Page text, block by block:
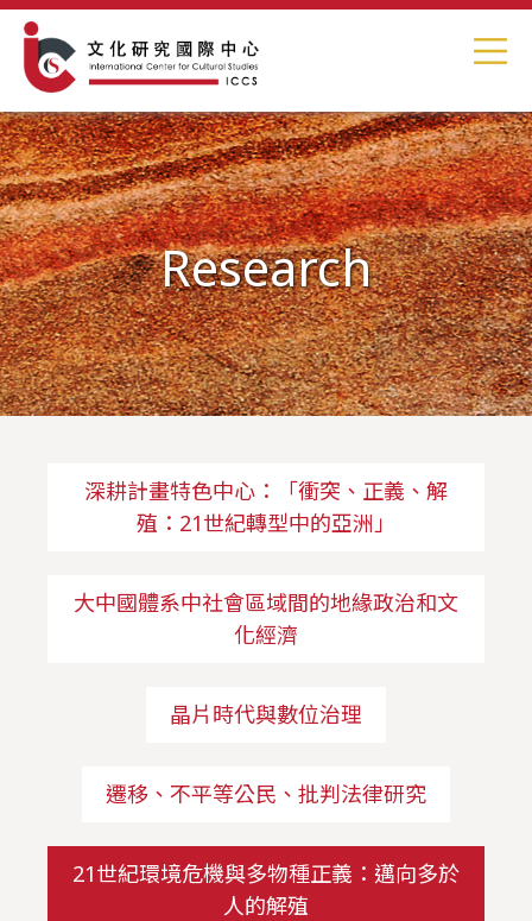
Research
深耕計畫特色中心：「衝突、正義、解
殖：21世紀轉型中的亞洲」
大中國體系中社會區域間的地緣政治和文
化經濟
晶片時代與數位治理
遷移、不平等公民、批判法律研究
21世紀環境危機與多物種正義：邁向多於
人的解殖